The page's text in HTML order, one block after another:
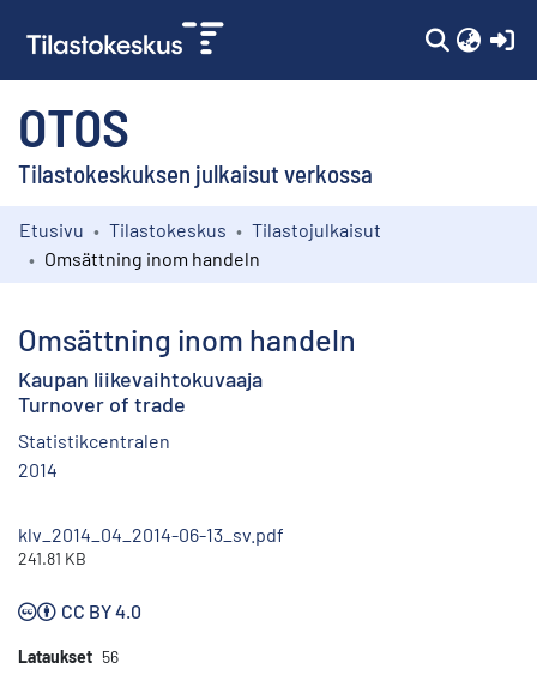
OTOS
Tilastokeskuksen julkaisut verkossa
Kokoelmat
Etusivu Tilastokeskus
Tilastojulkaisut
Omsättning inom handeln
Omsättning inom handeln
Kaupan liikevaihtokuvaaja
Turnover of trade
Statistikcentralen
2014
klv_2014_04_2014-06-13_sv.pdf
241.81 KB
CC BY 4.0
Lataukset 56